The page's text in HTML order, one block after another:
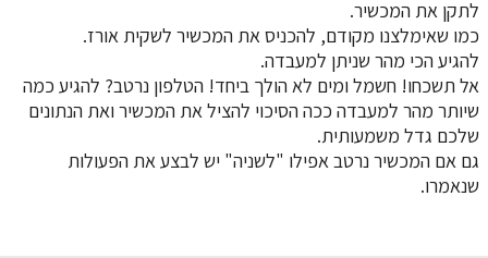
לתקן את המכשיר.
כמו שאימלצנו מקודם, להכניס את המכשיר לשקית אורז.
להגיע הכי מהר שניתן למעבדה.
אל תשכחו! חשמל ומים לא הולך ביחד! הטלפון נרטב? להגיע כמה
שיותר מהר למעבדה ככה הסיכוי להציל את המכשיר ואת הנתונים
שלכם גדל משמעותית.
גם אם המכשיר נרטב אפילו "לשניה" יש לבצע את הפעולות
שנאמרו.